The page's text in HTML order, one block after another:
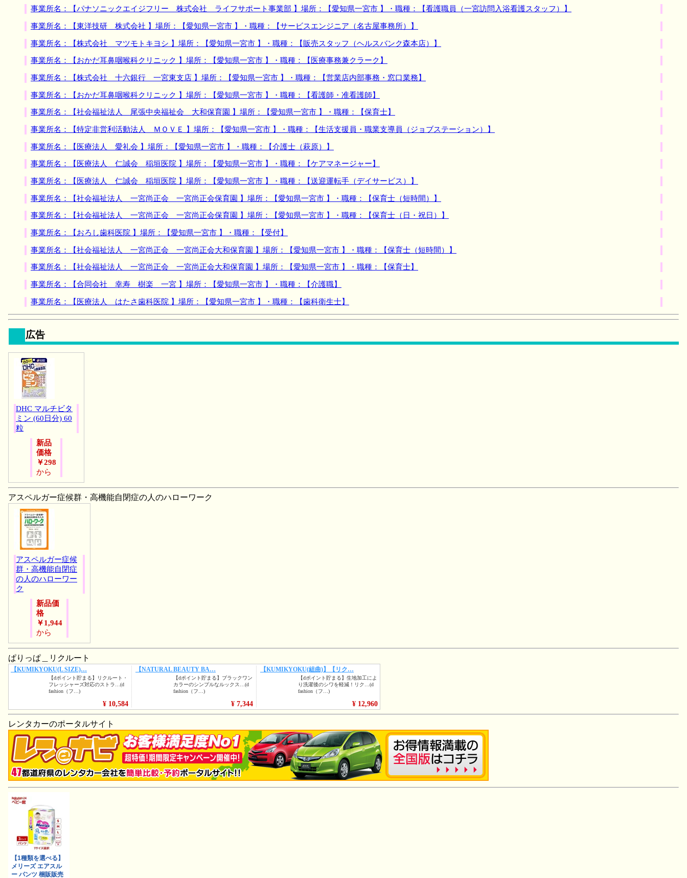
事業所名：【パナソニックエイジフリー 株式会社 ライフサポート事業部 】場所：【愛知県一宮市 】・職種：【看護職員（一宮訪問入浴看護スタッフ）】
事業所名：【東洋技研 株式会社 】場所：【愛知県一宮市 】・職種：【サービスエンジニア（名古屋事務所）】
事業所名：【株式会社 マツモトキヨシ 】場所：【愛知県一宮市 】・職種：【販売スタッフ（ヘルスバンク森本店）】
事業所名：【おかだ耳鼻咽喉科クリニック 】場所：【愛知県一宮市 】・職種：【医療事務兼クラーク】
事業所名：【株式会社 十六銀行 一宮東支店 】場所：【愛知県一宮市 】・職種：【営業店内部事務・窓口業務】
事業所名：【おかだ耳鼻咽喉科クリニック 】場所：【愛知県一宮市 】・職種：【看護師・准看護師】
事業所名：【社会福祉法人 尾張中央福祉会 大和保育園 】場所：【愛知県一宮市 】・職種：【保育士】
事業所名：【特定非営利活動法人 ＭＯＶＥ 】場所：【愛知県一宮市 】・職種：【生活支援員・職業支導員（ジョブステーション）】
事業所名：【医療法人 愛礼会 】場所：【愛知県一宮市 】・職種：【介護士（萩原）】
事業所名：【医療法人 仁誠会 稲垣医院 】場所：【愛知県一宮市 】・職種：【ケアマネージャー】
事業所名：【医療法人 仁誠会 稲垣医院 】場所：【愛知県一宮市 】・職種：【送迎運転手（デイサービス）】
事業所名：【社会福祉法人 一宮尚正会 一宮尚正会保育園 】場所：【愛知県一宮市 】・職種：【保育士（短時間）】
事業所名：【社会福祉法人 一宮尚正会 一宮尚正会保育園 】場所：【愛知県一宮市 】・職種：【保育士（日・祝日）】
事業所名：【おろし歯科医院 】場所：【愛知県一宮市 】・職種：【受付】
事業所名：【社会福祉法人 一宮尚正会 一宮尚正会大和保育園 】場所：【愛知県一宮市 】・職種：【保育士（短時間）】
事業所名：【社会福祉法人 一宮尚正会 一宮尚正会大和保育園 】場所：【愛知県一宮市 】・職種：【保育士】
事業所名：【合同会社 幸寿 樹楽 一宮 】場所：【愛知県一宮市 】・職種：【介護職】
事業所名：【医療法人 はたさ歯科医院 】場所：【愛知県一宮市 】・職種：【歯科衛生士】
広告
DHC マルチビタ
ミン (60日分) 60
粒
新品
価格
￥298
から
アスペルガー症候群・高機能自閉症の人のハローワーク
アスペルガー症候
群・高機能自閉症
の人のハローワー
ク
新品価
格
￥1,944
から
ぱりっぱ＿リクルート
レンタカーのポータルサイト